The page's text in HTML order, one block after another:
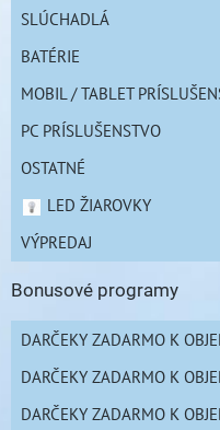
SLÚCHADLÁ
BATÉRIE
MOBIL / TABLET
PC PRÍSLUŠENSTVO
OSTATNÉ
LED ŽIAROVKY
VÝPREDAJ
Bonusové programy
DARČEKY ZADARMO K
DARČEKY ZADARMO K
DARČEKY ZADARMO K